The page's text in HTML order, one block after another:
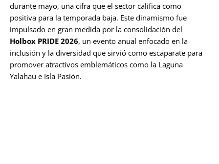
durante mayo, una cifra que el sector califica como
positiva para la temporada baja. Este dinamismo fue
impulsado en gran medida por la consolidación del
Holbox PRIDE 2026, un evento anual enfocado en la
inclusión y la diversidad que sirvió como escaparate para
promover atractivos emblemáticos como la Laguna
Yalahau e Isla Pasión.